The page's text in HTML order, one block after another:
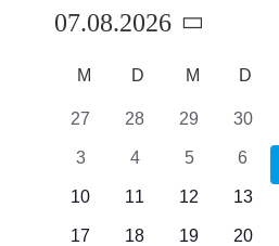
07.08.2026
wählen.
Kalender
von
M MONTAG
D DIENSTAG
M D
0
27
0
28
0
29
0
30
0
3
0
4
0
5
0
6
0
10
0
11
0
12
0
13
0
17
0
18
0
19
0
20